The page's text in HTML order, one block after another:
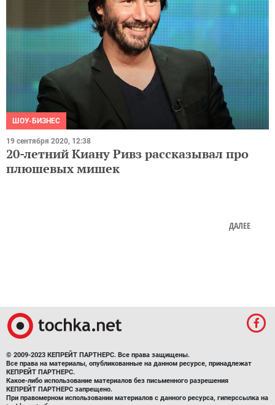
ШОУ-БИЗНЕС
19 сентября 2020, 12:38
20-летний Киану Ривз рассказывал про
плюшевых мишек
ДАЛЕЕ
© 2009-2023 КЕПРЕЙТ ПАРТНЕРС. Все права защищены.
Все права на материалы, опубликованные на данном ресурсе, принадлежат
КЕПРЕЙТ ПАРТНЕРС.
Какое-либо использование материалов без письменного разрешения
КЕПРЕЙТ ПАРТНЕРС запрещено.
При правомерном использовании материалов с данного ресурса, гиперссылка на